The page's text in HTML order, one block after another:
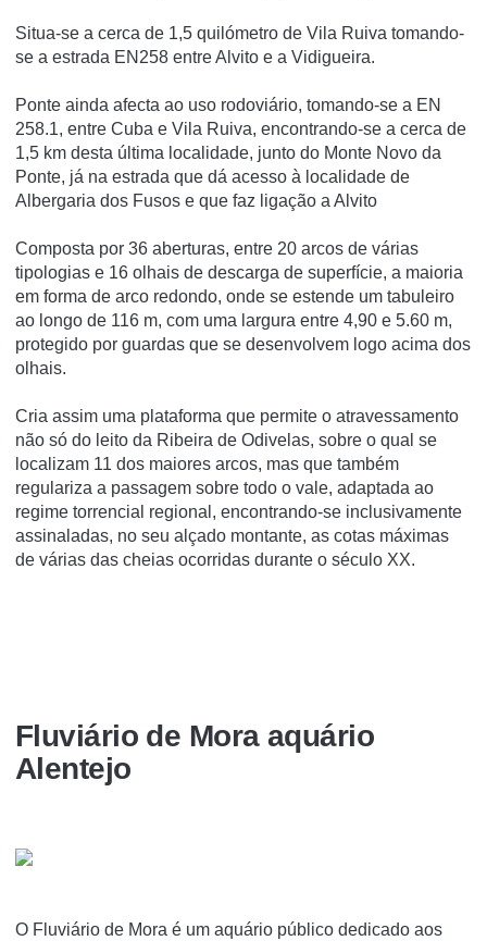
Situa-se a cerca de 1,5 quilómetro de Vila Ruiva tomando-
se a estrada EN258 entre Alvito e a Vidigueira.
Ponte ainda afecta ao uso rodoviário, tomando-se a EN
258.1, entre Cuba e Vila Ruiva, encontrando-se a cerca de
1,5 km desta última localidade, junto do Monte Novo da
Ponte, já na estrada que dá acesso à localidade de
Albergaria dos Fusos e que faz ligação a Alvito
Composta por 36 aberturas, entre 20 arcos de várias
tipologias e 16 olhais de descarga de superfície, a maioria
em forma de arco redondo, onde se estende um tabuleiro
ao longo de 116 m, com uma largura entre 4,90 e 5.60 m,
protegido por guardas que se desenvolvem logo acima dos
olhais.
Cria assim uma plataforma que permite o atravessamento
não só do leito da Ribeira de Odivelas, sobre o qual se
localizam 11 dos maiores arcos, mas que também
regulariza a passagem sobre todo o vale, adaptada ao
regime torrencial regional, encontrando-se inclusivamente
assinaladas, no seu alçado montante, as cotas máximas
de várias das cheias ocorridas durante o século XX.
Fluviário de Mora aquário
Alentejo
O Fluviário de Mora é um aquário público dedicado aos